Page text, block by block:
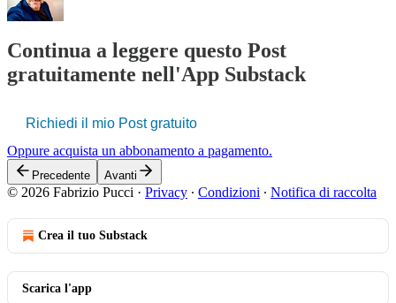
Continua a leggere questo Post
gratuitamente nell'App Substack
Richiedi il mio Post gratuito
Oppure acquista un abbonamento a pagamento.
Precedente Avanti
© 2026 Fabrizio Pucci · Privacy ∙ Condizioni ∙ Notifica di raccolta
Crea il tuo Substack
Scarica l'app